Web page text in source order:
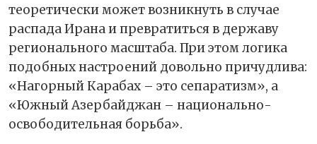
теоретически может возникнуть в случае
распада Ирана и превратиться в державу
регионального масштаба. При этом логика
подобных настроений довольно причудлива:
«Нагорный Карабах – это сепаратизм», а
«Южный Азербайджан – национально-
освободительная борьба».